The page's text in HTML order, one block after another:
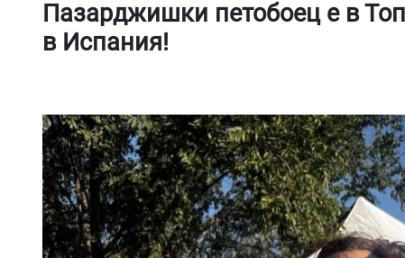
Пазарджишки петобоец е в
в Испания!